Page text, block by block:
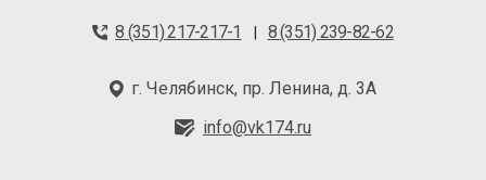
8 (351) 217-217-1 | 8 (351) 239-82-62
г. Челябинск, пр. Ленина, д. 3А
info@vk174.ru